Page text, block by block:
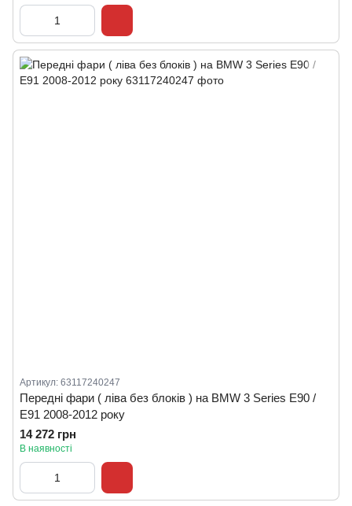
Артикул: 63117240247
Передні фари ( ліва без блоків ) на BMW 3 Series E90 /
E91 2008-2012 року
14 272 грн
В наявності